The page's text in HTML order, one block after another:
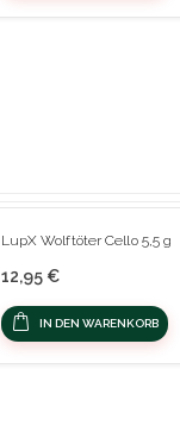
LupX Wolftöter Cello 5,5 g
12,95 €
IN DEN WARENKORB